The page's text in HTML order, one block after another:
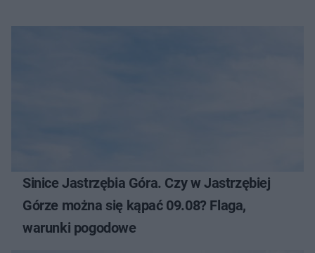
Sinice Jastrzębia Góra. Czy w Jastrzębiej
Górze można się kąpać 09.08? Flaga,
warunki pogodowe